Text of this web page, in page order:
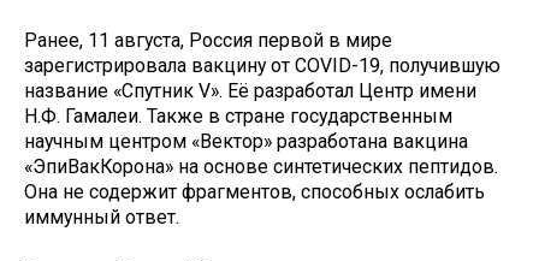
Ранее, 11 августа, Россия первой в мире
зарегистрировала вакцину от COVID-19, получившую
название «Спутник V». Её разработал Центр имени
Н.Ф. Гамалеи. Также в стране государственным
научным центром «Вектор» разработана вакцина
«ЭпиВакКорона» на основе синтетических пептидов.
Она не содержит фрагментов, способных ослабить
иммунный ответ.